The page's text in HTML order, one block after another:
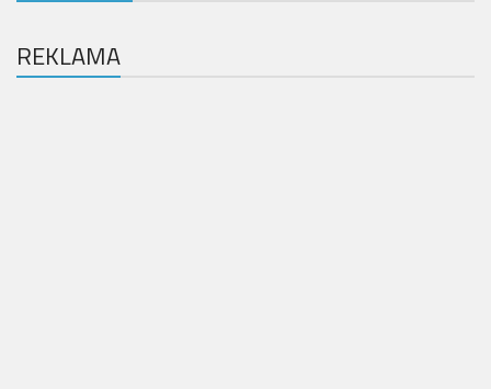
REKLAMA